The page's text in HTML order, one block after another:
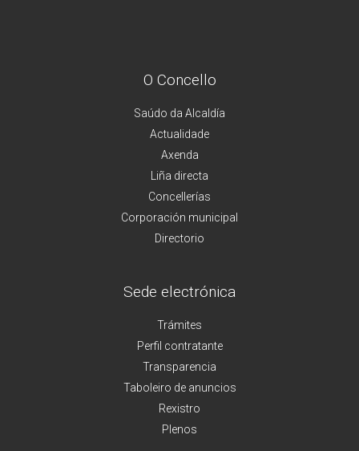
O Concello
Saúdo da Alcaldía
Actualidade
Axenda
Liña directa
Concellerías
Corporación municipal
Directorio
Sede electrónica
Trámites
Perfil contratante
Transparencia
Taboleiro de anuncios
Rexistro
Plenos